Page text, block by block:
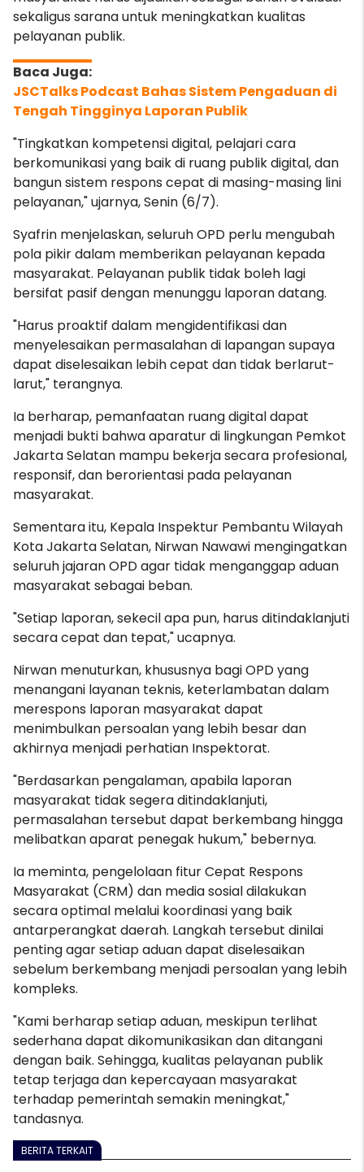
sekaligus sarana untuk meningkatkan kualitas
pelayanan publik.
JSCTalks Podcast Bahas Sistem Pengaduan di
Tengah Tingginya Laporan Publik
"Tingkatkan kompetensi digital, pelajari cara
berkomunikasi yang baik di ruang publik digital, dan
bangun sistem respons cepat di masing-masing lini
pelayanan," ujarnya, Senin (6/7).
Syafrin menjelaskan, seluruh OPD perlu mengubah
pola pikir dalam memberikan pelayanan kepada
masyarakat. Pelayanan publik tidak boleh lagi
bersifat pasif dengan menunggu laporan datang.
"Harus proaktif dalam mengidentifikasi dan
menyelesaikan permasalahan di lapangan supaya
dapat diselesaikan lebih cepat dan tidak berlarut-
larut," terangnya.
Ia berharap, pemanfaatan ruang digital dapat
menjadi bukti bahwa aparatur di lingkungan Pemkot
Jakarta Selatan mampu bekerja secara profesional,
responsif, dan berorientasi pada pelayanan
masyarakat.
Sementara itu, Kepala Inspektur Pembantu Wilayah
Kota Jakarta Selatan, Nirwan Nawawi mengingatkan
seluruh jajaran OPD agar tidak menganggap aduan
masyarakat sebagai beban.
"Setiap laporan, sekecil apa pun, harus ditindaklanjuti
secara cepat dan tepat," ucapnya.
Nirwan menuturkan, khususnya bagi OPD yang
menangani layanan teknis, keterlambatan dalam
merespons laporan masyarakat dapat
menimbulkan persoalan yang lebih besar dan
akhirnya menjadi perhatian Inspektorat.
"Berdasarkan pengalaman, apabila laporan
masyarakat tidak segera ditindaklanjuti,
permasalahan tersebut dapat berkembang hingga
melibatkan aparat penegak hukum," bebernya.
Ia meminta, pengelolaan fitur Cepat Respons
Masyarakat (CRM) dan media sosial dilakukan
secara optimal melalui koordinasi yang baik
antarperangkat daerah. Langkah tersebut dinilai
penting agar setiap aduan dapat diselesaikan
sebelum berkembang menjadi persoalan yang lebih
kompleks.
"Kami berharap setiap aduan, meskipun terlihat
sederhana dapat dikomunikasikan dan ditangani
dengan baik. Sehingga, kualitas pelayanan publik
tetap terjaga dan kepercayaan masyarakat
terhadap pemerintah semakin meningkat,"
tandasnya.
BERITA TERKAIT